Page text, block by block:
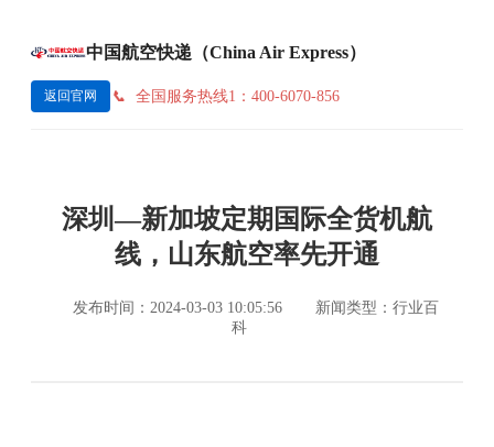
中国航空快递（China Air Express）
返回官网 全国服务热线1：400-6070-856
深圳—新加坡定期国际全货机航
线，山东航空率先开通
发布时间：2024-03-03 10:05:56
新闻类型：行业百
科